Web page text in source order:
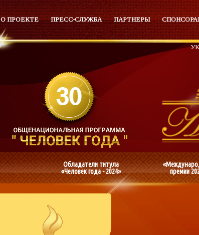
О ПРОЕКТЕ ПРЕСС-СЛУЖБА ПАРТНЕРЫ
Обладатели титула
«Человек года - 2024»
премии